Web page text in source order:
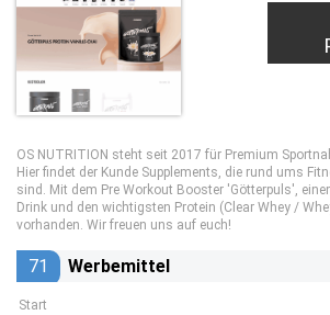
OS NUTRITION steht seit 2017 für Premium
Hier findet der Kunde Supplements, die rund ums
sind. Mit dem Pre Workout Booster 'Götterpuls',
Drink und den wichtigsten Protein (Clear Whey /
vorhanden. Wir freuen uns auf euch!
71 Werbemittel
Start